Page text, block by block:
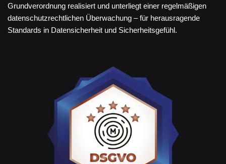
Grundverordnung realisiert und unterliegt einer regelmäßigen
datenschutzrechtlichen Überwachung – für herausragende
Standards in Datensicherheit und Sicherheitsgefühl.